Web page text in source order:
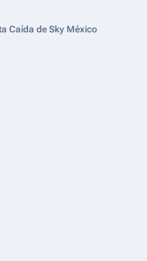
Caída de Sky México